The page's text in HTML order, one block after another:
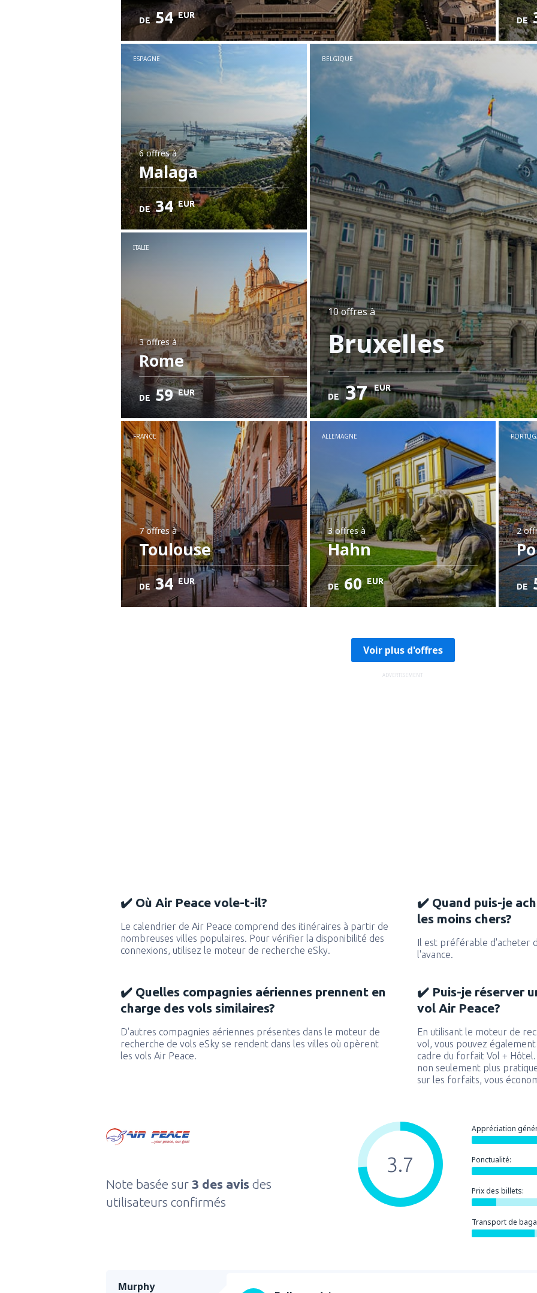
DE 54 EUR
DE
ESPAGNE
6 offresà
Malaga
DE 34 EUR
BELGIQUE
10 offresà
Bruxelles
DE 37 EUR
ITALIE
3 offresà
Rome
DE 59 EUR
FRANCE
7 offresà
Toulouse
DE 34 EUR
ALLEMAGNE
3 offresà
Hahn
DE 60 EUR
2
DE
Voir plus d'offres
ADVERTISEMENT
✔️ Où Air Peace vole-t-il?
Le calendrier de Air Peace comprend des itinéraires à partir de
nombreuses villes populaires. Pour vérifier la disponibilité des
connexions, utilisez le moteur de recherche eSky.
✔️ Quand puis-je
les moins chers?
Il est préférable d'acheter
l'avance.
✔️ Quelles compagnies aériennes prennent en
charge des vols similaires?
D'autres compagnies aériennes présentes dans le moteur de
recherche de vols eSky se rendent dans les villes où opèrent
les vols Air Peace.
✔️ Puis-je réserver
vol Air Peace?
En utilisant le moteur de
vol, vous pouvez
cadre du forfait Vol +
non seulement plus
sur les forfaits, vous
Note basée sur 3 des avis des
utilisateurs confirmés
Appréciation
Ponctualité:
Prix des billets:
Transport de
3.7
Murphy